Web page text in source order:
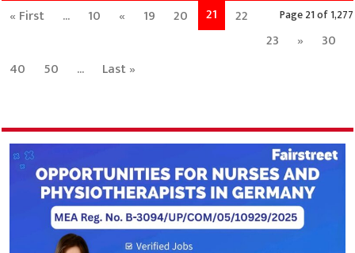
Page 21 of 1,277
« First ... 10 « 19 20 21
22
23
»
30
40
50 ... Last »